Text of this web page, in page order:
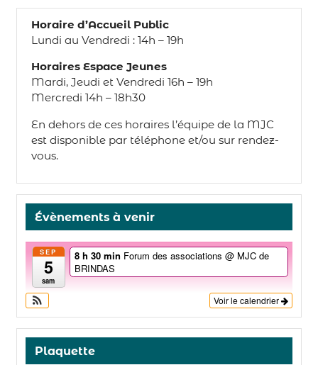
Horaire d’Accueil Public
Lundi au Vendredi : 14h – 19h
Horaires Espace Jeunes
Mardi, Jeudi et Vendredi 16h – 19h
Mercredi 14h – 18h30
En dehors de ces horaires l’équipe de la MJC
est disponible par téléphone et/ou sur rendez-
vous.
Évènements à venir
SEP
5
sam
8 h 30 min Forum des associations @ MJC de
BRINDAS
Voir le calendrier
Plaquette